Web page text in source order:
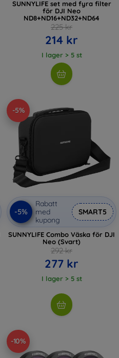
SUNNYLIFE set med fyra filter
för DJI Neo
ND8+ND16+ND32+ND64
225 kr
214 kr
I lager > 5 st
-5%
-5%
Rabatt
med
kupong
SMART5
SUNNYLIFE Combo Väska för DJI
Neo (Svart)
292 kr
277 kr
I lager > 5 st
-10%